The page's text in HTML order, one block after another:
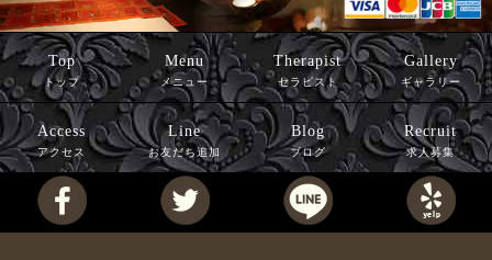
Top
トップ
Menu
メニュー
Therapist
セラピスト
Gallery
ギャラリー
Access
アクセス
Line
お友だち追加
Blog
ブログ
Recruit
求人募集